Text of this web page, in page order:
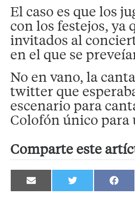
El caso es que los
con los festejos, ya
invitados al
en el que se
No en vano, la
twitter que
escenario para
Colofón único
Comparte este
Compartir
en
Compartir
en en